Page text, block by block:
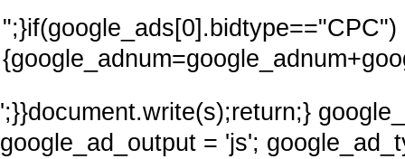
";}if(google_ads[0].bidtype=="CPC")
';}}document.write(s);return;}
google_ad_output = 'js';